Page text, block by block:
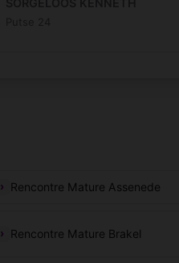
Rencontre Mature Assenede
Rencontre Mature Brakel